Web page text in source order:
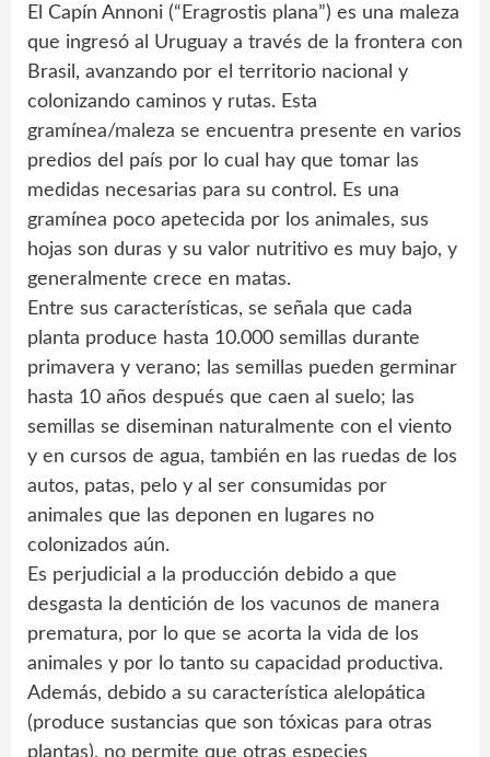
El Capín Annoni (“Eragrostis plana”) es una maleza
que ingresó al Uruguay a través de la frontera con
Brasil, avanzando por el territorio nacional y
colonizando caminos y rutas. Esta
gramínea/maleza se encuentra presente en varios
predios del país por lo cual hay que tomar las
medidas necesarias para su control. Es una
gramínea poco apetecida por los animales, sus
hojas son duras y su valor nutritivo es muy bajo, y
generalmente crece en matas.
Entre sus características, se señala que cada
planta produce hasta 10.000 semillas durante
primavera y verano; las semillas pueden germinar
hasta 10 años después que caen al suelo; las
semillas se diseminan naturalmente con el viento
y en cursos de agua, también en las ruedas de los
autos, patas, pelo y al ser consumidas por
animales que las deponen en lugares no
colonizados aún.
Es perjudicial a la producción debido a que
desgasta la dentición de los vacunos de manera
prematura, por lo que se acorta la vida de los
animales y por lo tanto su capacidad productiva.
Además, debido a su característica alelopática
(produce sustancias que son tóxicas para otras
plantas), no permite que otras especies